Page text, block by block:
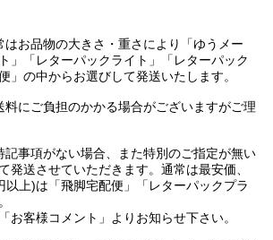
お品物の大きさ・重さにより「ゆうメー
」「レターパックライト」「レターパック
」の中からお選びして発送いたします。
にご負担のかかる場合がございますがご理
記事項がない場合、また特別のご指定が無い
発送させていただきます。通常は最安価、
以上)は「飛脚宅配便」「レターパックプラ
お客様コメント」よりお知らせ下さい。